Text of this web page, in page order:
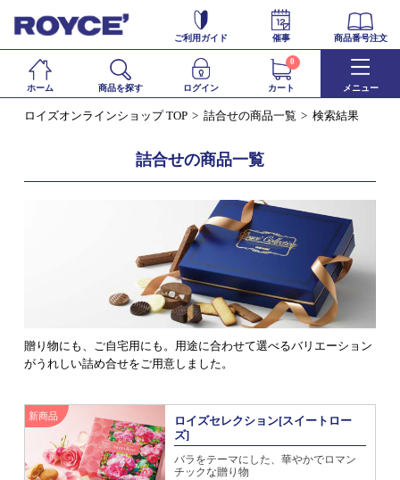
ご利用ガイド 催事 商品番号注文
ホーム 商品を探す ログイン カート
0
メニュー
ロイズオンラインショップ TOP 詰合せの商品一覧 検索結果
詰合せの商品一覧
贈り物にも、ご自宅用にも。用途に合わせて選べるバリエーション
がうれしい詰め合せをご用意しました。
新商品
ロイズセレクション[スイートロー
ズ]
バラをテーマにした、華やかでロマン
チックな贈り物